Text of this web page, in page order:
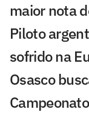
maior nota
Piloto
sofrido na
Osasco